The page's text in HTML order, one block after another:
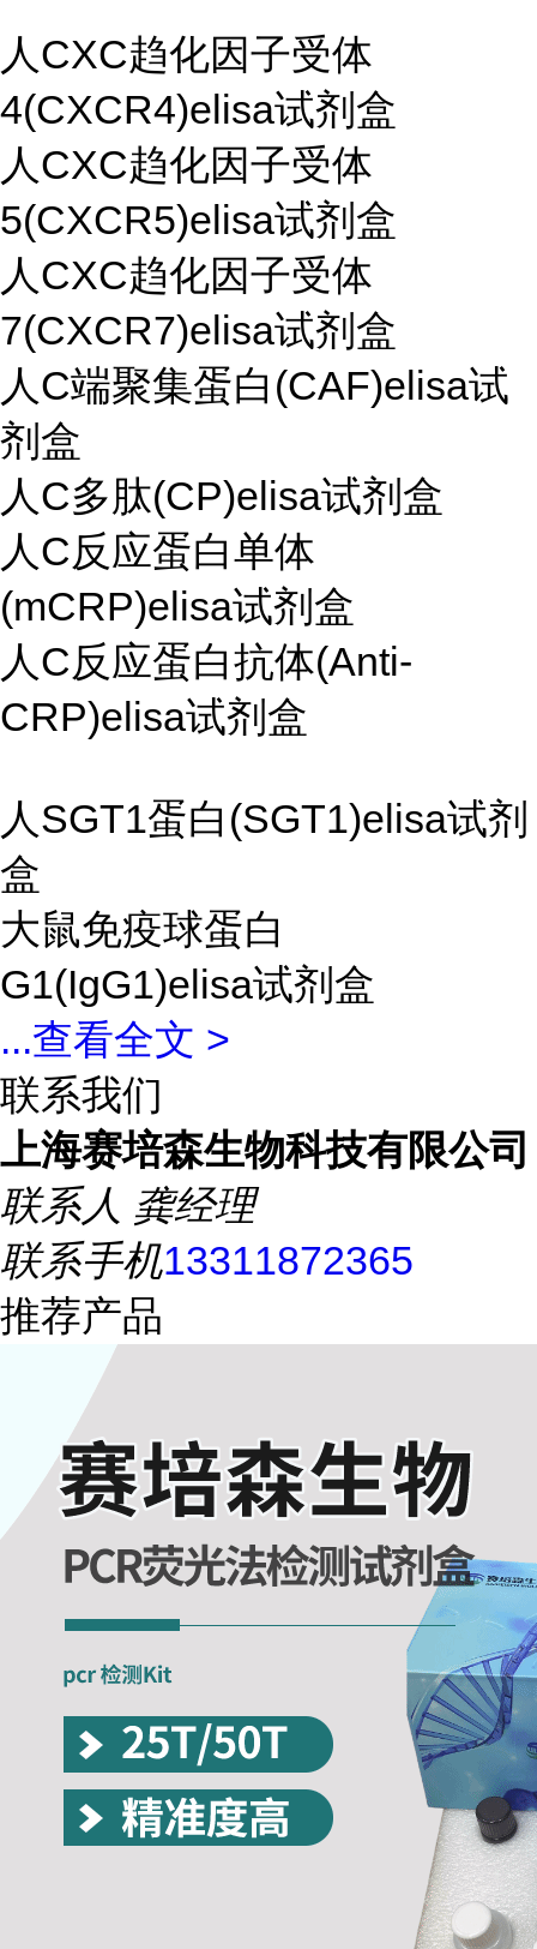
人CXC趋化因子受体
4(CXCR4)elisa试剂盒
人CXC趋化因子受体
5(CXCR5)elisa试剂盒
人CXC趋化因子受体
7(CXCR7)elisa试剂盒
人C端聚集蛋白(CAF)elisa试
剂盒
人C多肽(CP)elisa试剂盒
人C反应蛋白单体
(mCRP)elisa试剂盒
人C反应蛋白抗体(Anti-
CRP)elisa试剂盒
人SGT1蛋白(SGT1)elisa试剂
盒
大鼠免疫球蛋白
G1(IgG1)elisa试剂盒
...查看全文 >
联系我们
上海赛培森生物科技有限公司
联系人 龚经理
联系手机13311872365
推荐产品